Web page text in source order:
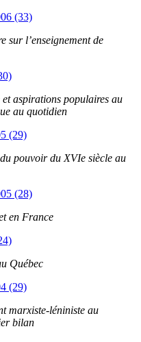
(33)
sur l’enseignement de
aspirations populaires au
au quotidien
(29)
pouvoir du XVIe siècle au
(28)
en France
Québec
(29)
marxiste-léniniste au
bilan